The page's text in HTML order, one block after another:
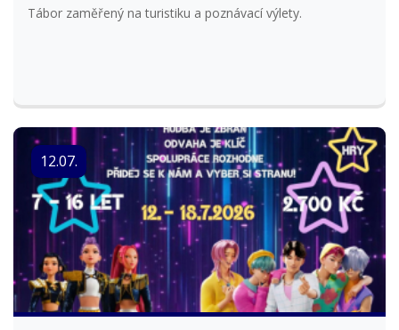
Tábor zaměřený na turistiku a poznávací výlety.
12.07.